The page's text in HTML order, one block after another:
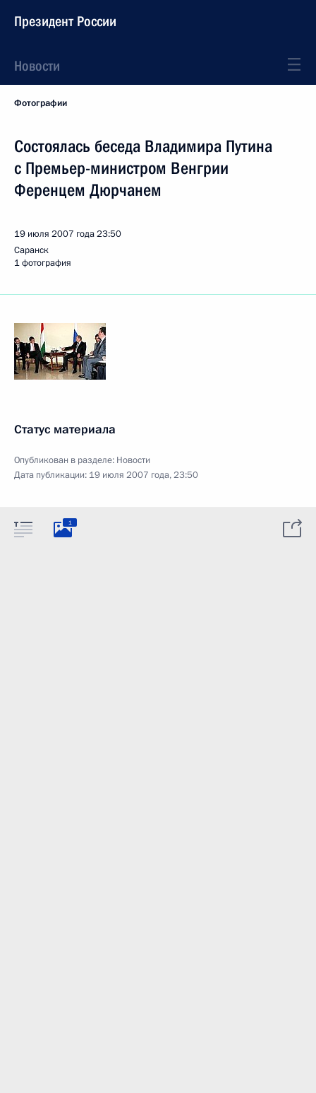
Президент России
Новости
Фотографии
Состоялась беседа Владимира Путина
с Премьер-министром Венгрии
Ференцем Дюрчанем
19 июля 2007 года23:50
Саранск
1 фотография
Статус материала
Опубликован в разделе: Новости
Дата публикации: 19 июля 2007 года, 23:50
1